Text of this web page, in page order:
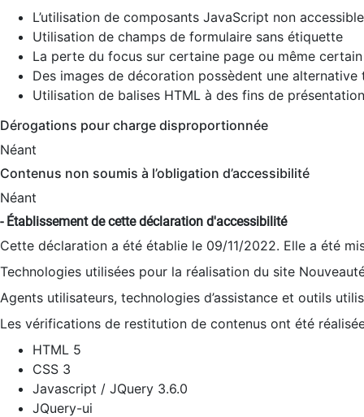
L’utilisation de composants JavaScript non
Utilisation de champs de formulaire sans étiquette
La perte du focus sur certaine page ou même
Des images de décoration possèdent une alternative
Utilisation de balises HTML à des fins de
Dérogations pour charge disproportionnée
Néant
Contenus non soumis à l’obligation d’accessibilité
Néant
- Établissement de cette déclaration d'accessibilité
Cette déclaration a été établie le 09/11/2022. Elle a été
Technologies utilisées pour la réalisation du site
Agents utilisateurs, technologies d’assistance et outils
Les vérifications de restitution de contenus ont été
HTML 5
CSS 3
Javascript / JQuery 3.6.0
JQuery-ui